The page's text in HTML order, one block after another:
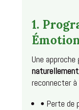
1.
Une approche
naturellement
reconnecter à
• Perte de